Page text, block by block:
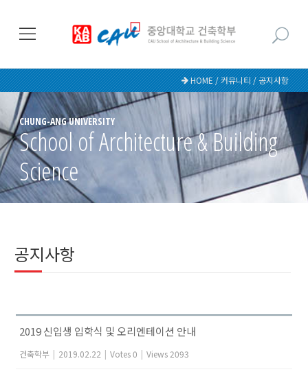
HOME / 커뮤니티 / 공지사항
CHUNG-ANG UNIVERSITY
School of Architecture & Building
Science
공지사항
2019 신입생 입학식 및 오리엔테이션 안내
건축학부 | 2019.02.22 | Votes 0 | Views 2093